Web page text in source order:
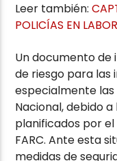
Leer también:
POLICÍAS EN
Un documento de
de riesgo para las
especialmente las
Nacional, debido
planificados por
FARC. Ante esta
medidas de